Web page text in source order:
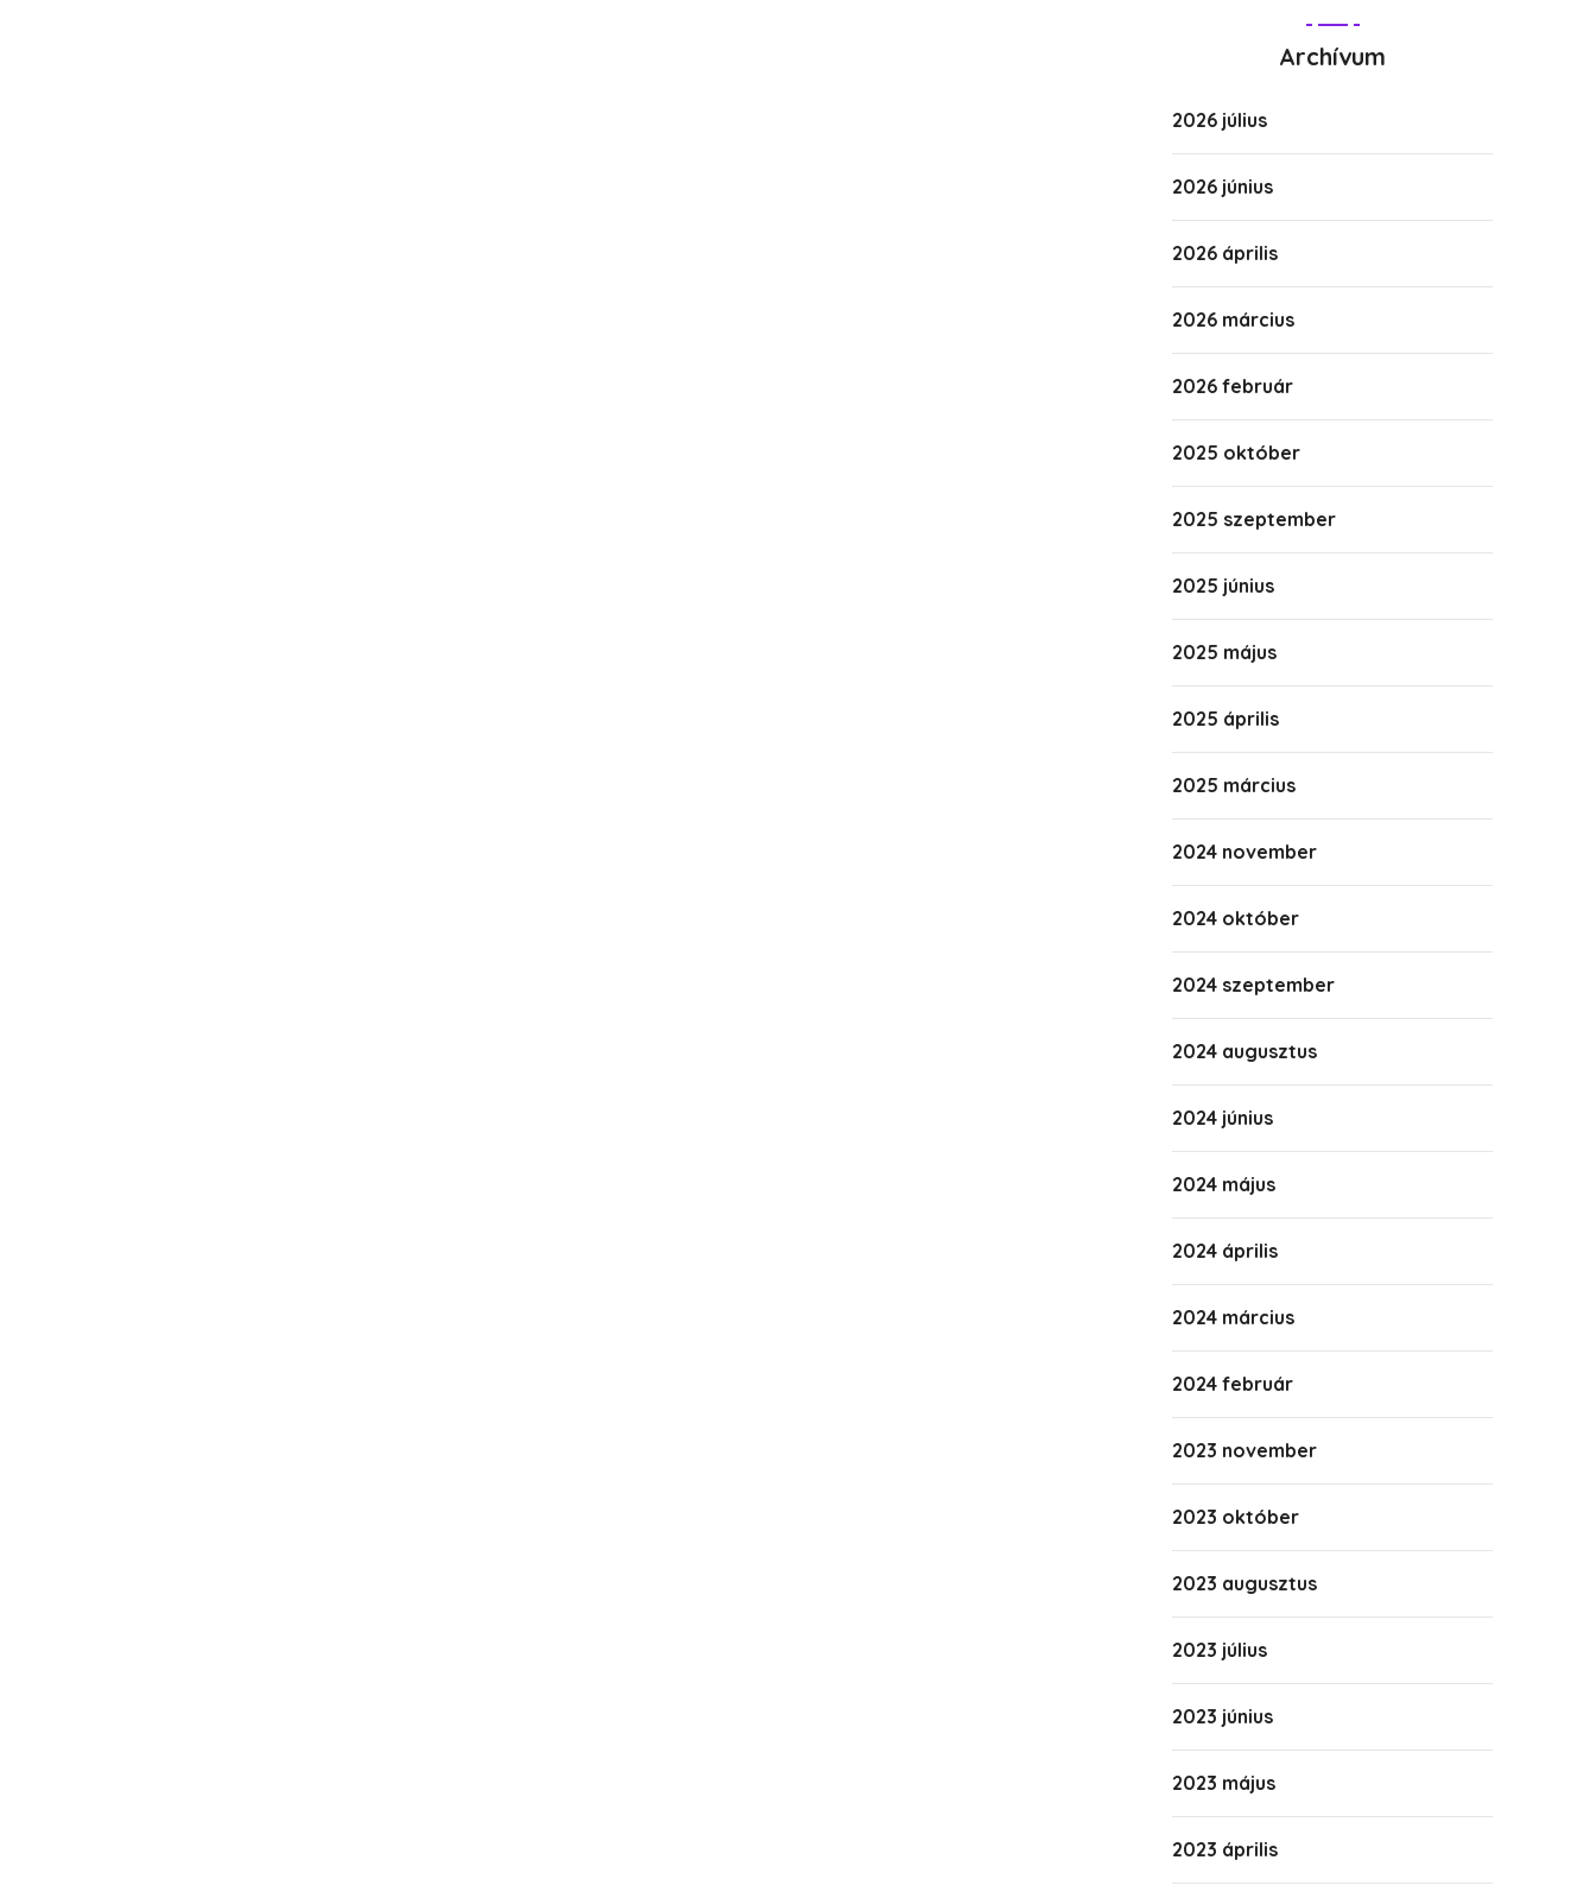
Archívum
2026 július
2026 június
2026 április
2026 március
2026 február
2025 október
2025 szeptember
2025 június
2025 május
2025 április
2025 március
2024 november
2024 október
2024 szeptember
2024 augusztus
2024 június
2024 május
2024 április
2024 március
2024 február
2023 november
2023 október
2023 augusztus
2023 július
2023 június
2023 május
2023 április